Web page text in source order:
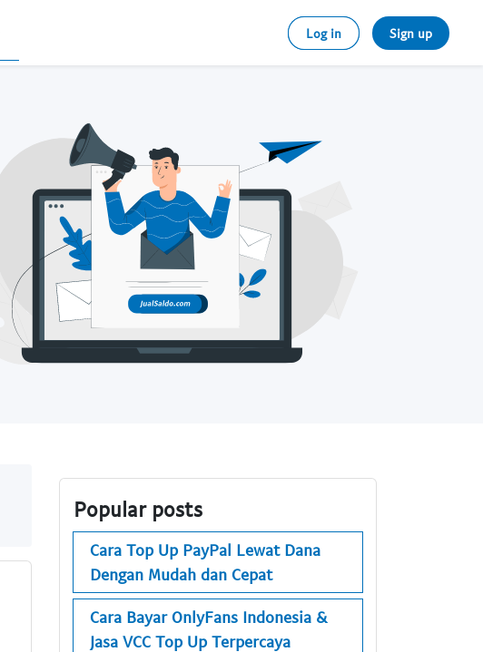
Log in Sign up
Popular posts
Cara Top Up PayPal Lewat Dana
Dengan Mudah dan Cepat
Cara Bayar OnlyFans Indonesia &
Jasa VCC Top Up Terpercaya